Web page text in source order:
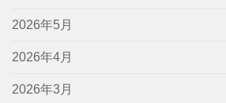
2026年5月
2026年4月
2026年3月